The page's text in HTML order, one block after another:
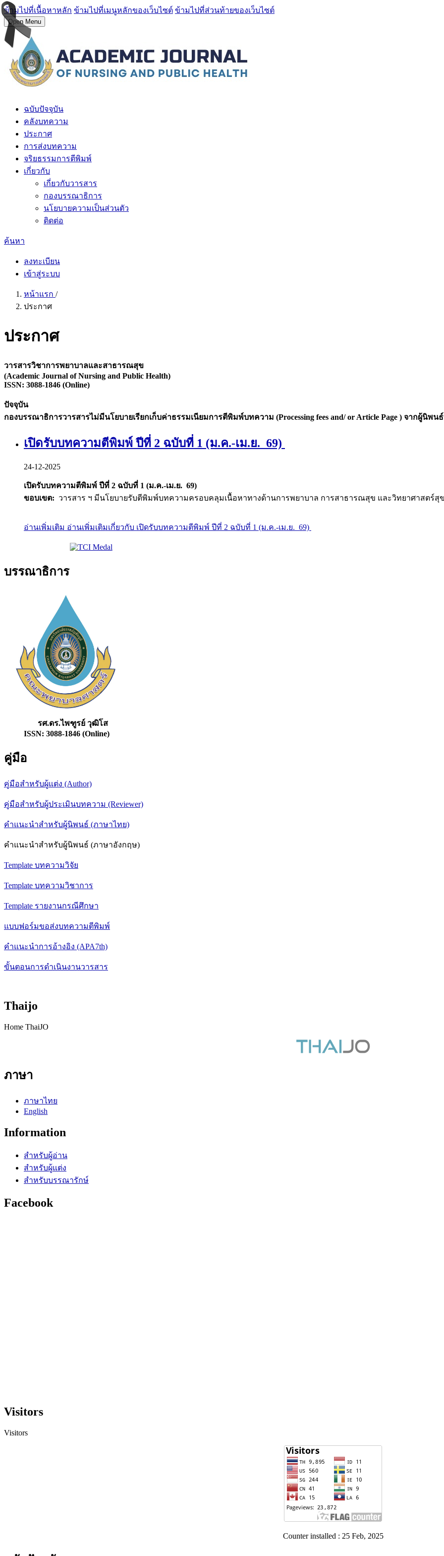
ข้ามไปที่เนื้อหาหลัก ข้ามไปที่เมนูหลักของเว็บไซต์ ข้ามไปที่ส่วนท้ายของเว็บไซต์
Open Menu
ฉบับปัจจุบัน
คลังบทความ
ประกาศ
การส่งบทความ
จริยธรรมการตีพิมพ์
เกี่ยวกับ
เกี่ยวกับวารสาร
กองบรรณาธิการ
นโยบายความเป็นส่วนตัว
ติดต่อ
ค้นหา
ลงทะเบียน
เข้าสู่ระบบ
หน้าแรก /
ประกาศ
ประกาศ
วารสารวิชาการพยาบาลและสาธารณสุข
(Academic Journal of Nursing and Public Health)
ISSN: 3088-1846 (Online)
ปัจจุบัน
กองบรรณาธิการวารสารไม่มีนโยบายเรียกเก็บค่าธรรมเนียมการตีพิมพ์บทความ (Processing fees and/ or Article Page ) จากผู้นิพน
เปิดรับบทความตีพิมพ์ ปีที่ 2 ฉบับที่ 1 (ม.ค.-เม.ย. 69)
24-12-2025
เปิดรับบทความตีพิมพ์ ปีที่ 2 ฉบับที่ 1 (ม.ค.-เม.ย. 69)
ขอบเขต: วารสาร ฯ มีนโยบายรับตีพิมพ์บทความครอบคลุมเนื้อหาทางด้านการพยาบาล การสาธารณสุข และวิทยาศาสตร์สุ
อ่านเพิ่มเติม อ่านเพิ่มเติมเกี่ยวกับ เปิดรับบทความตีพิมพ์ ปีที่ 2 ฉบับที่ 1 (ม.ค.-เม.ย. 69)
บรรณาธิการ
รศ.ดร.ไพฑูรย์ วุฒิโส
ISSN: 3088-1846 (Online)
คู่มือ
คู่มือสำหรับผู้แต่ง (Author)
คู่มือสำหรับผู้ประเมินบทความ (Reviewer)
คำแนะนำสำหรับผู้นิพนธ์ (ภาษาไทย)
คำแนะนำสำหรับผู้นิพนธ์ (ภาษาอังกฤษ)
Template บทความวิจัย
Template บทความวิชาการ
Template รายงานกรณีศึกษา
แบบฟอร์มขอส่งบทความตีพิมพ์
คำแนะนำการอ้างอิง (APA7th)
ขั้นตอนการดำเนินงานวารสาร
Thaijo
Home ThaiJO
ภาษา
ภาษาไทย
English
Information
สำหรับผู้อ่าน
สำหรับผู้แต่ง
สำหรับบรรณารักษ์
Facebook
Visitors
Visitors
Counter installed : 25 Feb, 2025